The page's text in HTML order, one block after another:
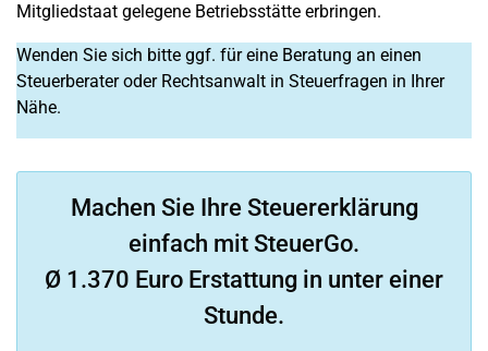
Mitgliedstaat gelegene Betriebsstätte erbringen.
Wenden Sie sich bitte ggf. für eine Beratung an einen
Steuerberater oder Rechtsanwalt in Steuerfragen in Ihrer
Nähe.
Machen Sie Ihre Steuererklärung
einfach mit SteuerGo.
Ø 1.370 Euro Erstattung in unter einer
Stunde.